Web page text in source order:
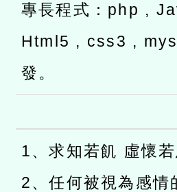
專長程式：php ,
Html5 , css3 ,
發。
1、求知若飢 虛懷若
2、任何被視為感情